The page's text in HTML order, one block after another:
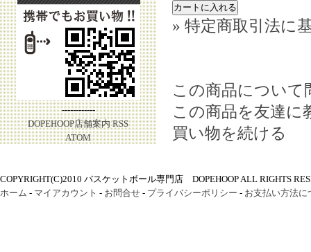
------------
DOPEHOOP店舗案内 RSS
ATOM
» 特定商取引法に
この商品について
この商品を友達に
買い物を続ける
COPYRIGHT(C)2010 バスケットボール専門店 DOPEHOOP ALL RIGHTS
ホーム - マイアカウント - お問合せ - プライバシーポリシー - お支払い方法に